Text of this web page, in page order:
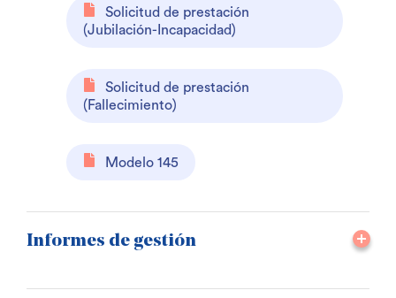
Solicitud de prestación
(Jubilación-Incapacidad)
Solicitud de prestación
(Fallecimiento)
Modelo 145
Informes de gestión